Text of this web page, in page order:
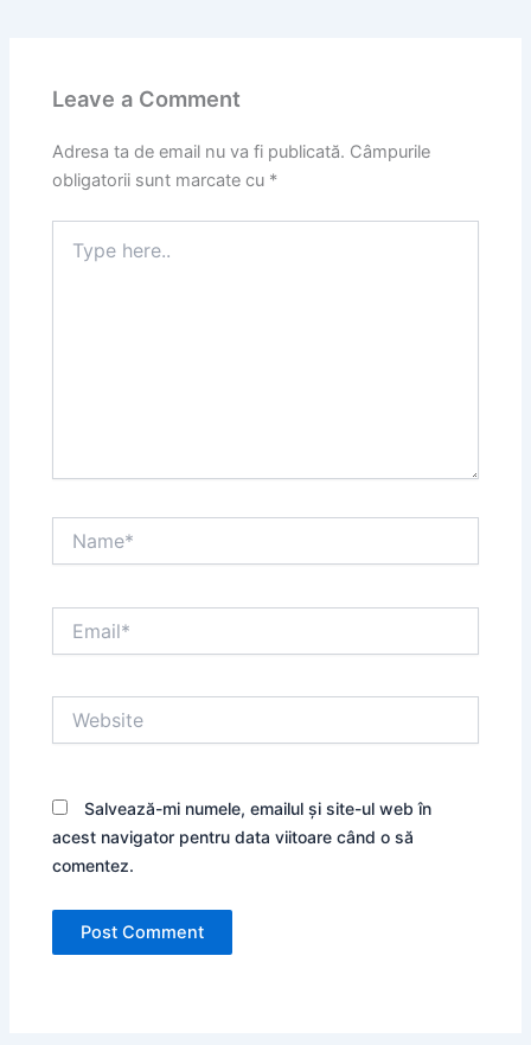
Leave a Comment
Adresa ta de email nu va fi publicată. Câmpurile
obligatorii sunt marcate cu *
here..
Salvează-mi numele, emailul și site-ul web în
acest navigator pentru data viitoare când o să
comentez.